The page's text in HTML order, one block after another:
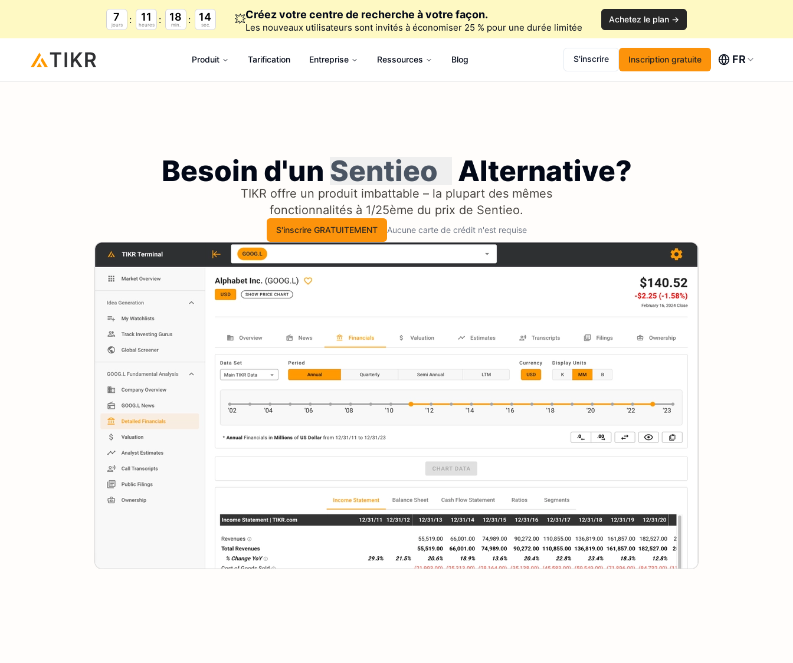
7
jours
11
heures
18
min.
13
sec. 💥Créez votre centre de recherche à votre façon.
Les nouveaux utilisateurs sont invités à économiser 25 % pour une durée limitée
Achetez le plan →
Produit Tarification Entreprise Ressources Blog S'inscrire Inscription gratuite FR
Besoin d'un Sentieo Alternative?
TIKR offre un produit imbattable – la plupart des mêmes
fonctionnalités à 1/25ème du prix de Sentieo.
S'inscrire GRATUITEMENT Aucune carte de crédit n'est requise